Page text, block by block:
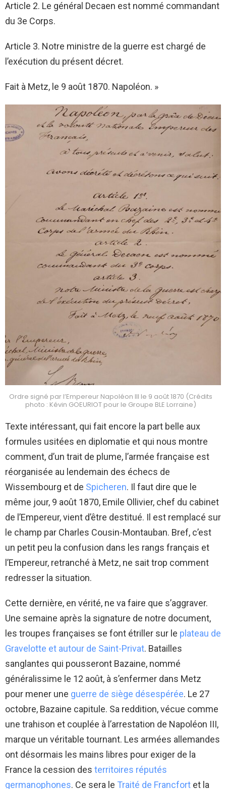
Article 2. Le général Decaen est nommé commandant
du 3e Corps.
Article 3. Notre ministre de la guerre est chargé de
l’exécution du présent décret.
Fait à Metz, le 9 août 1870. Napoléon. »
Ordre signé par l’Empereur Napoléon III le 9 août 1870 (Crédits
photo : Kévin GOEURIOT pour le Groupe BLE Lorraine)
Texte intéressant, qui fait encore la part belle aux
formules usitées en diplomatie et qui nous montre
comment, d’un trait de plume, l’armée française est
réorganisée au lendemain des échecs de
Wissembourg et de Spicheren. Il faut dire que le
même jour, 9 août 1870, Emile Ollivier, chef du cabinet
de l’Empereur, vient d’être destitué. Il est remplacé sur
le champ par Charles Cousin-Montauban. Bref, c’est
un petit peu la confusion dans les rangs français et
l’Empereur, retranché à Metz, ne sait trop comment
redresser la situation.
Cette dernière, en vérité, ne va faire que s’aggraver.
Une semaine après la signature de notre document,
les troupes françaises se font étriller sur le plateau de
Gravelotte et autour de Saint-Privat. Batailles
sanglantes qui pousseront Bazaine, nommé
généralissime le 12 août, à s’enfermer dans Metz
pour mener une guerre de siège désespérée. Le 27
octobre, Bazaine capitule. Sa reddition, vécue comme
une trahison et couplée à l’arrestation de Napoléon III,
marque un véritable tournant. Les armées allemandes
ont désormais les mains libres pour exiger de la
France la cession des territoires réputés
germanophones. Ce sera le Traité de Francfort et la